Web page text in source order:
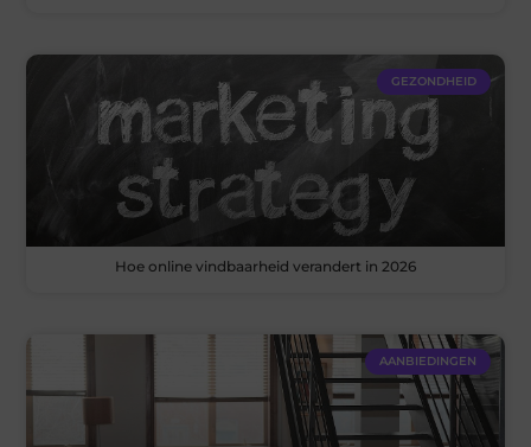
GEZONDHEID
Hoe online vindbaarheid verandert in 2026
AANBIEDINGEN